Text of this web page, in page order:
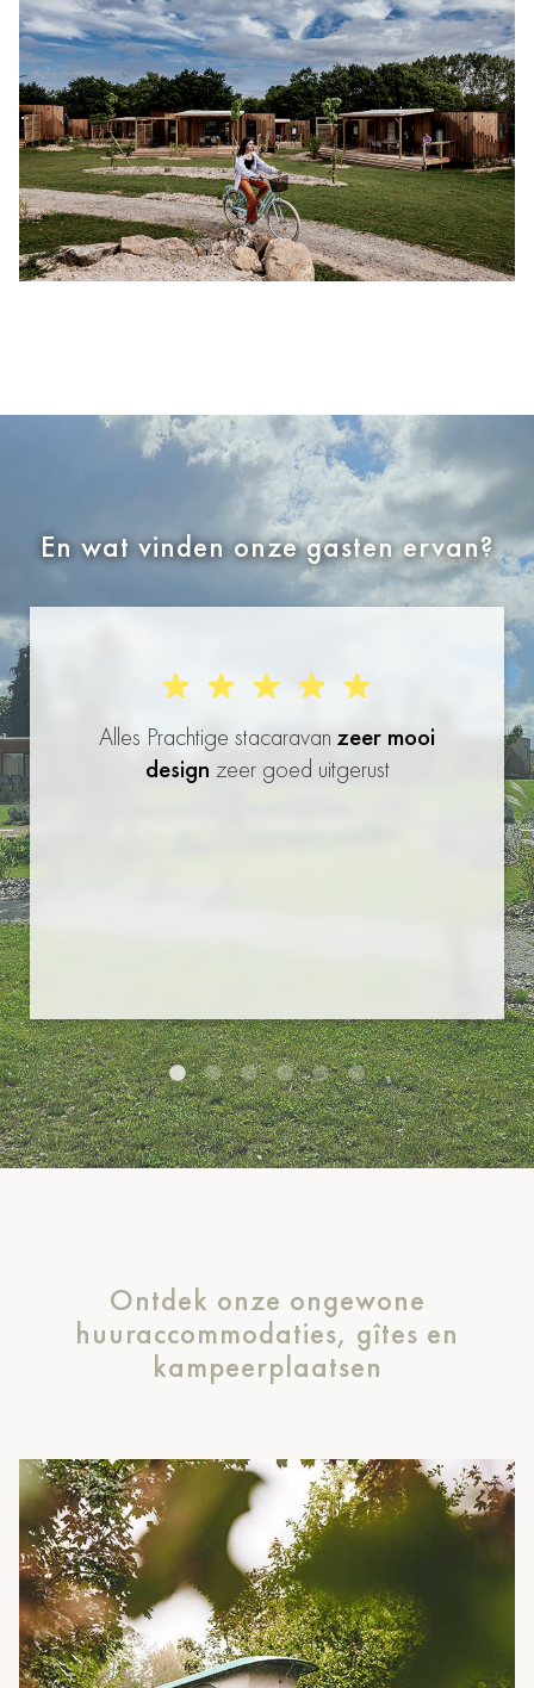
En wat vinden onze gasten ervan?
Alles Prachtige stacaravan zeer mooi
design zeer goed uitgerust
Ontdek onze ongewone
huuraccommodaties, gîtes en
kampeerplaatsen